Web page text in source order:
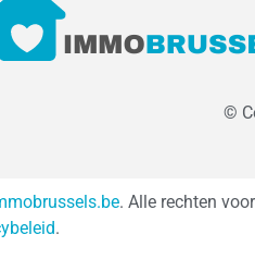
©
. Alle rechten
.